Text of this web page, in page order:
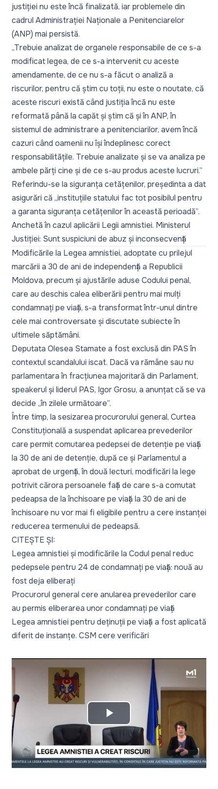
justiției nu este încă finalizată, iar problemele din
cadrul Administrației Naționale a Penitenciarelor
(ANP) mai persistă.
„Trebuie analizat de organele responsabile de ce s-a
modificat legea, de ce s-a intervenit cu aceste
amendamente, de ce nu s-a făcut o analiză a
riscurilor, pentru că știm cu toții, nu este o noutate, că
aceste riscuri există când justiția încă nu este
reformată până la capăt și știm că și în ANP, în
sistemul de administrare a penitenciarilor, avem încă
cazuri când oamenii nu își îndeplinesc corect
responsabilitățile. Trebuie analizate și se va analiza pe
ambele părți cine și de ce s-au produs aceste lucruri.”
Referindu-se la siguranța cetățenilor, președinta a dat
asigurări că „instituțiile statului fac tot posibilul pentru
a garanta siguranța cetățenilor în această perioadă”.
Anchetă în cazul aplicării Legii amnistiei. Ministerul
Justiției: Sunt suspiciuni de abuz și inconsecvență
Modificările la Legea amnistiei, adoptate cu prilejul
marcării a 30 de ani de independență a Republicii
Moldova, precum și ajustările aduse Codului penal,
care au deschis calea eliberării pentru mai mulți
condamnați pe viață, s-a transformat într-unul dintre
cele mai controversate și discutate subiecte în
ultimele săptămâni.
Deputata Olesea Stamate a fost exclusă din PASîn
contextul scandalului iscat. Dacă va rămâne sau nu
parlamentara în fracțiunea majoritară din Parlament,
speakerul și liderul PAS, Igor Grosu, a anunțat că se va
decide „în zilele următoare”.
Între timp, la sesizarea procurorului general, Curtea
Constituțională a suspendat aplicarea prevederilor
care permit comutarea pedepsei de detenție pe viață
la 30 de ani de detenție, după ce și Parlamentul a
aprobat de urgență, în două lecturi, modificări la lege
potrivit cărora persoanele față de care s-a comutat
pedeapsa de la închisoare pe viață la 30 de ani de
închisoare nu vor mai fi eligibile pentru a cere instanței
reducerea termenului de pedeapsă.
CITEȘTE ȘI:
Legea amnistiei și modificările la Codul penal reduc
pedepsele pentru 24 de condamnați pe viață: nouă au
fost deja eliberați
Procurorul general cere anularea prevederilor care
au permis eliberarea unor condamnați pe viață
Legea amnistiei pentru deținuții pe viață a fost aplicată
diferit de instanțe. CSM cere verificări
Play
Video